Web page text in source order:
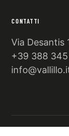
CONTATTI
Via Desantis
+39 388